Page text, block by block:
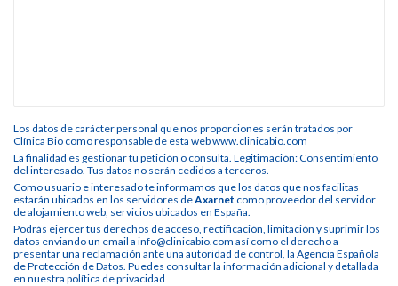
Los datos de carácter personal que nos proporciones serán tratados por
Clínica Bio como responsable de esta web www.clinicabio.com
La finalidad es gestionar tu petición o consulta. Legitimación: Consentimiento
del interesado. Tus datos no serán cedidos a terceros.
Como usuario e interesado te informamos que los datos que nos facilitas
estarán ubicados en los servidores deAxarnet como proveedor del servidor
de alojamiento web, servicios ubicados en España.
Podrás ejercer tus derechos de acceso, rectificación, limitación y suprimir los
datos enviando un email a info@clinicabio.com así como el derecho a
presentar una reclamación ante una autoridad de control, la Agencia Española
de Protección de Datos. Puedes consultar la información adicional y detallada
en nuestra política de privacidad